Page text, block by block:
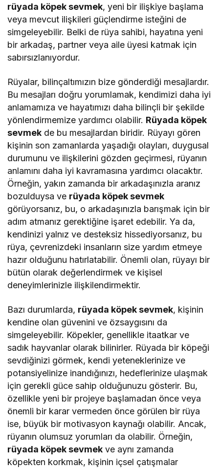
rüyada köpek sevmek, yeni bir ilişkiye başlama
veya mevcut ilişkileri güçlendirme isteğini de
simgeleyebilir. Belki de rüya sahibi, hayatına yeni
bir arkadaş, partner veya aile üyesi katmak için
sabırsızlanıyordur.
Rüyalar, bilinçaltımızın bize gönderdiği mesajlardır.
Bu mesajları doğru yorumlamak, kendimizi daha iyi
anlamamıza ve hayatımızı daha bilinçli bir şekilde
yönlendirmemize yardımcı olabilir. Rüyada köpek
sevmek de bu mesajlardan biridir. Rüyayı gören
kişinin son zamanlarda yaşadığı olayları, duygusal
durumunu ve ilişkilerini gözden geçirmesi, rüyanın
anlamını daha iyi kavramasına yardımcı olacaktır.
Örneğin, yakın zamanda bir arkadaşınızla aranız
bozulduysa ve rüyada köpek sevmek
görüyorsanız, bu, o arkadaşınızla barışmak için bir
adım atmanız gerektiğine işaret edebilir. Ya da,
kendinizi yalnız ve desteksiz hissediyorsanız, bu
rüya, çevrenizdeki insanların size yardım etmeye
hazır olduğunu hatırlatabilir. Önemli olan, rüyayı bir
bütün olarak değerlendirmek ve kişisel
deneyimlerinizle ilişkilendirmektir.
Bazı durumlarda, rüyada köpek sevmek, kişinin
kendine olan güvenini ve özsaygısını da
simgeleyebilir. Köpekler, genellikle itaatkar ve
sadık hayvanlar olarak bilinirler. Rüyada bir köpeği
sevdiğinizi görmek, kendi yeteneklerinize ve
potansiyelinize inandığınızı, hedeflerinize ulaşmak
için gerekli güce sahip olduğunuzu gösterir. Bu,
özellikle yeni bir projeye başlamadan önce veya
önemli bir karar vermeden önce görülen bir rüya
ise, büyük bir motivasyon kaynağı olabilir. Ancak,
rüyanın olumsuz yorumları da olabilir. Örneğin,
rüyada köpek sevmek ve aynı zamanda
köpekten korkmak, kişinin içsel çatışmalar